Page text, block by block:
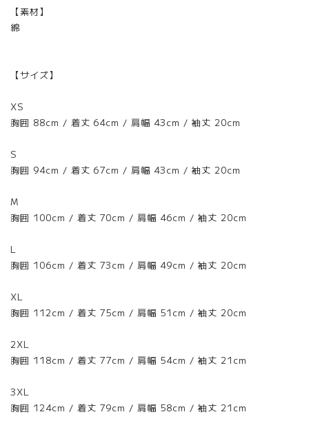
【素材】
綿
【サイズ】
XS
胸囲 88cm / 着丈 64cm / 肩幅 43cm / 袖丈 20cm
S
胸囲 94cm / 着丈 67cm / 肩幅 43cm / 袖丈 20cm
M
胸囲 100cm / 着丈 70cm / 肩幅 46cm / 袖丈 20cm
L
胸囲 106cm / 着丈 73cm / 肩幅 49cm / 袖丈 20cm
XL
胸囲 112cm / 着丈 75cm / 肩幅 51cm / 袖丈 20cm
2XL
胸囲 118cm / 着丈 77cm / 肩幅 54cm / 袖丈 21cm
3XL
胸囲 124cm / 着丈 79cm / 肩幅 58cm / 袖丈 21cm